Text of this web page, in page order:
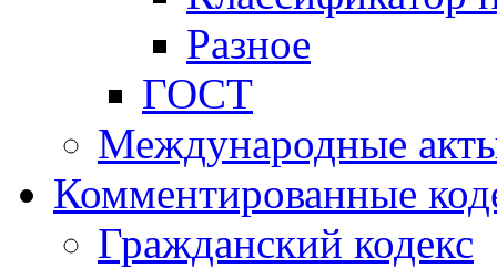
Разное
ГОСТ
Международные
Комментированные
Гражданский кодекс